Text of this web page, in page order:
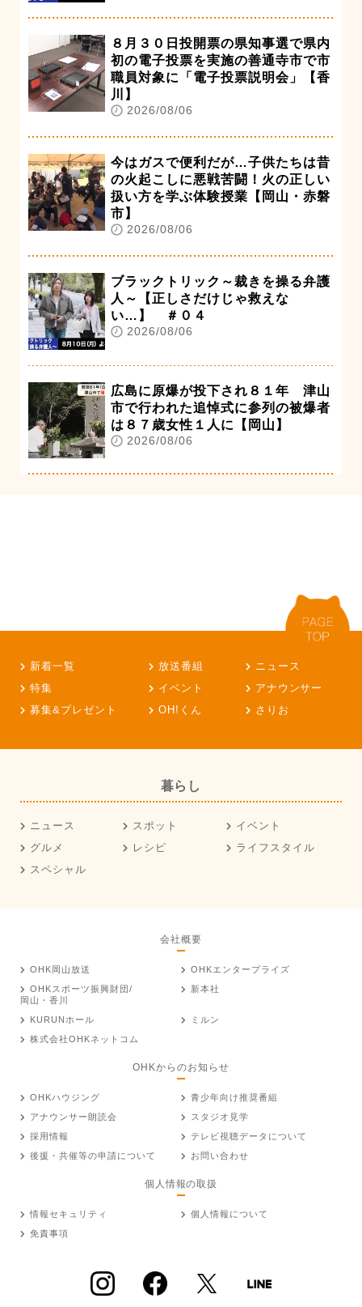
８月３０日投開票の県知事選で県内
初の電子投票を実施の善通寺市で市
職員対象に「電子投票説明会」【香
川】
2026/08/06
今はガスで便利だが…子供たちは昔
の火起こしに悪戦苦闘！火の正しい
扱い方を学ぶ体験授業【岡山・赤磐
市】
2026/08/06
ブラックトリック～裁きを操る弁護
人～【正しさだけじゃ救えな
い…】 ＃０４
2026/08/06
広島に原爆が投下され８１年 津山
市で行われた追悼式に参列の被爆者
は８７歳女性１人に【岡山】
2026/08/06
新着一覧 放送番組
ニュース
特集
イベント
アナウンサー
募集&プレゼント
OH!くん さりお
暮らし
ニュース スポット
イベント
グルメ
レシピ
ライフスタイル
スペシャル
会社概要
OHK岡山放送
OHKエンタープライズ
OHKスポーツ振興財団/
岡山・香川
新本社
KURUNホール
ミルン
株式会社OHKネットコム
OHKからのお知らせ
OHKハウジング
青少年向け推奨番組
アナウンサー朗読会
スタジオ見学
採用情報
テレビ視聴データについて
後援・共催等の申請について
お問い合わせ
個人情報の取扱
情報セキュリティ
個人情報について
免責事項